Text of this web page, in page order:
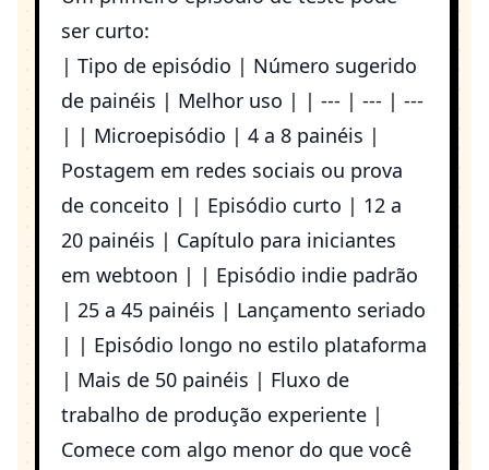
ser curto:
| Tipo de episódio | Número sugerido
de painéis | Melhor uso | | --- | --- | ---
| | Microepisódio | 4 a 8 painéis |
Postagem em redes sociais ou prova
de conceito | | Episódio curto | 12 a
20 painéis | Capítulo para iniciantes
em webtoon | | Episódio indie padrão
| 25 a 45 painéis | Lançamento seriado
| | Episódio longo no estilo plataforma
| Mais de 50 painéis | Fluxo de
trabalho de produção experiente |
Comece com algo menor do que você